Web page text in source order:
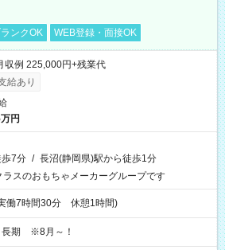
ンクOK WEB登録・面接OK
例 225,000円+残業代
給あり
円
7分 / 長沼(静岡県)駅から徒歩1分
ラスのおもちゃメーカーグループです
働7時間30分 休憩1時間)
長期 ※8月～！